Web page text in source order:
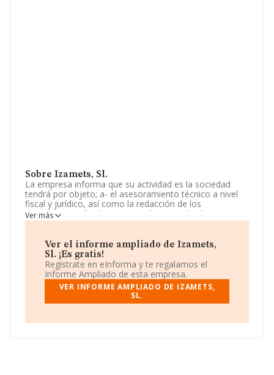
Sobre Izamets, Sl.
La empresa informa que su actividad es la sociedad
tendrá por objeto; a- el asesoramiento técnico a nivel
fiscal y jurídico, así como la redacción de los
documentos oficiales y/o privados, que den lugar a
estas actividades, así como la tramitación de los
privados, b- el asesoramiento a em. La sociedad está
inscrita en el Registro Mercantil como Sociedad
Limitada. Clasifica su actividad CNAE como 'Actividades
jurídicas', código 6910. La empresa no tiene actividad en
mercados exteriores.
La sociedad españolaIzamets, S.L, con NIF
Calle Eduardo Dato núm. 4 Piso 1, (01005), Vitoria-
Ver más
Ver el informe ampliado de Izamets,
Sl. ¡Es gratis!
Regístrate en eInforma y te regalamos el
Informe Ampliado de esta empresa.
VER INFORME AMPLIADO DE IZAMETS,
SL.